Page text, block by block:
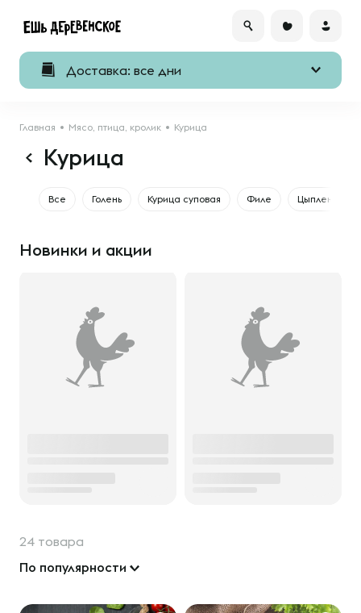
Доставка: все дни
Главная Мясо, птица, кролик Курица
Курица
Все Голень Курица суповая Филе Цыпленок
Новинки и акции
24 товара
По популярности